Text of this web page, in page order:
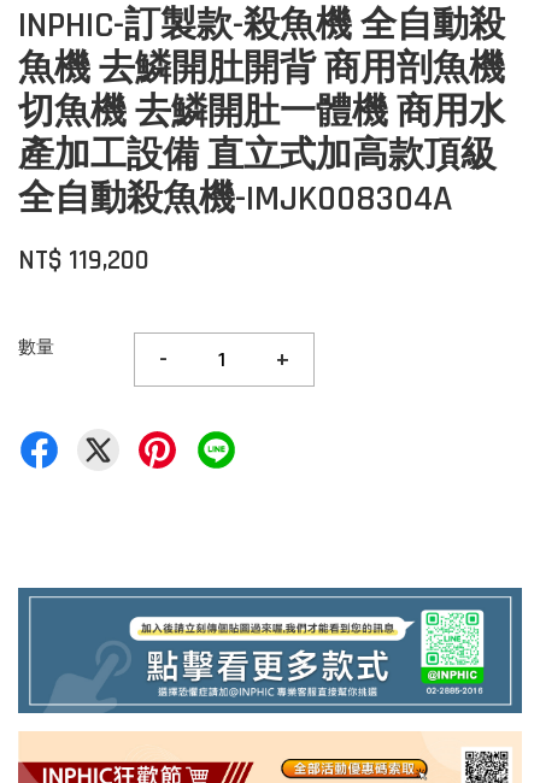
INPHIC-訂製款-殺魚機 全自動殺
魚機 去鱗開肚開背 商用剖魚機
切魚機 去鱗開肚一體機 商用水
產加工設備 直立式加高款頂級
全自動殺魚機-IMJK008304A
NT$ 119,200
數量 - +